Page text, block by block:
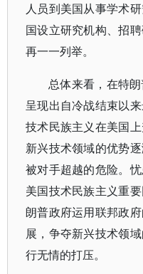
人员到美国从事学术
国设立研究机构、招
再一一列举。
总体来看，在特
呈现出自冷战结束以
技术民族主义在美国
新兴技术领域的优势
被对手超越的危险。
美国技术民族主义重
朗普政府运用联邦政
展，争夺新兴技术领
行无情的打压。